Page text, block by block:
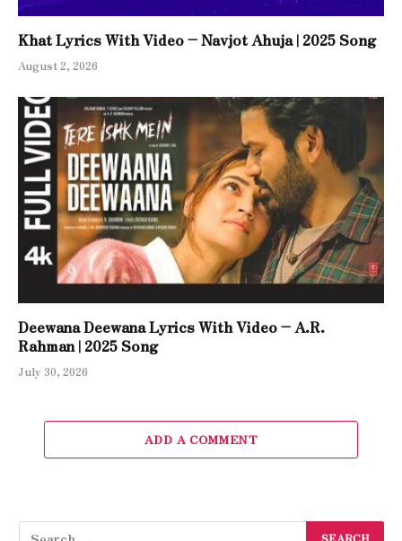
Khat Lyrics With Video – Navjot Ahuja | 2025 Song
August 2, 2026
Deewana Deewana Lyrics With Video – A.R.
Rahman | 2025 Song
July 30, 2026
ADD A COMMENT